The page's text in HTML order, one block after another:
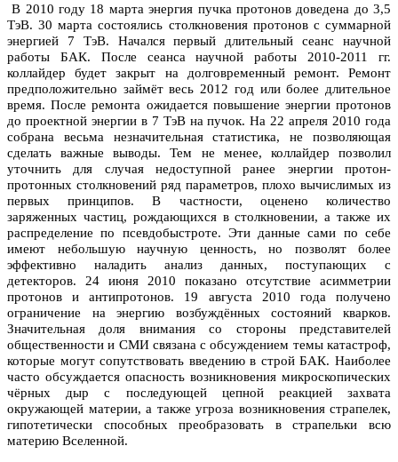
В 2010 году 18 марта энергия пучка протонов доведена до 3,5
ТэВ. 30 марта состоялись столкновения протонов с суммарной
энергией 7 ТэВ. Начался первый длительный сеанс научной
работы БАК. После сеанса научной работы 2010-2011 гг.
коллайдер будет закрыт на долговременный ремонт. Ремонт
предположительно займёт весь 2012 год или более длительное
время. После ремонта ожидается повышение энергии протонов
до проектной энергии в 7 ТэВ на пучок. На 22 апреля 2010 года
собрана весьма незначительная статистика, не позволяющая
сделать важные выводы. Тем не менее, коллайдер позволил
уточнить для случая недоступной ранее энергии протон-
протонных столкновений ряд параметров, плохо вычислимых из
первых принципов. В частности, оценено количество
заряженных частиц, рождающихся в столкновении, а также их
распределение по псевдобыстроте. Эти данные сами по себе
имеют небольшую научную ценность, но позволят более
эффективно наладить анализ данных, поступающих с
детекторов. 24 июня 2010 показано отсутствие асимметрии
протонов и антипротонов. 19 августа 2010 года получено
ограничение на энергию возбуждённых состояний кварков.
Значительная доля внимания со стороны представителей
общественности и СМИ связана с обсуждением темы катастроф,
которые могут сопутствовать введению в строй БАК. Наиболее
часто обсуждается опасность возникновения микроскопических
чёрных дыр с последующей цепной реакцией захвата
окружающей материи, а также угроза возникновения страпелек,
гипотетически способных преобразовать в страпельки всю
материю Вселенной.